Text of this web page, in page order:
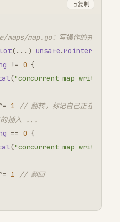
复制
map.go：写操作的并发检测
( ... ) unsafe .Pointer
!= 0 {
("concurrent map writes"
^= 1
// 翻转，标记自己正在写
插入 ...
== 0 {
("concurrent map writes"
^= 1
// 翻回